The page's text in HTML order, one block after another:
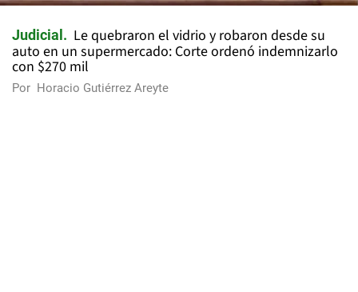
Judicial
Le quebraron el vidrio y robaron desde su
auto en un supermercado: Corte ordenó indemnizarlo
con $270 mil
Por Horacio Gutiérrez Areyte